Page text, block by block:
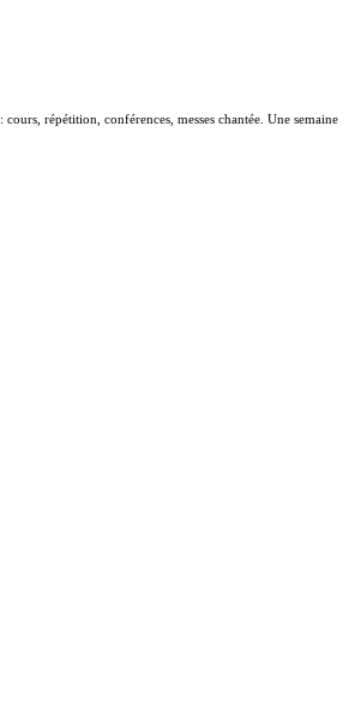
: cours, répétition, conférences, messes chantée. Une semaine